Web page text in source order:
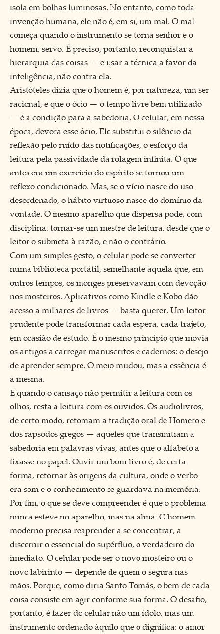
isola em bolhas luminosas. No entanto, como toda
invenção humana, ele não é, em si, um mal. O mal
começa quando o instrumento se torna senhor e o
homem, servo. É preciso, portanto, reconquistar a
hierarquia das coisas — e usar a técnica a favor da
inteligência, não contra ela.
Aristóteles dizia que o homem é, por natureza, um ser
racional, e que o ócio — o tempo livre bem utilizado
— é a condição para a sabedoria. O celular, em nossa
época, devora esse ócio. Ele substitui o silêncio da
reflexão pelo ruído das notificações, o esforço da
leitura pela passividade da rolagem infinita. O que
antes era um exercício do espírito se tornou um
reflexo condicionado. Mas, se o vício nasce do uso
desordenado, o hábito virtuoso nasce do domínio da
vontade. O mesmo aparelho que dispersa pode, com
disciplina, tornar-se um mestre de leitura, desde que o
leitor o submeta à razão, e não o contrário.
Com um simples gesto, o celular pode se converter
numa biblioteca portátil, semelhante àquela que, em
outros tempos, os monges preservavam com devoção
nos mosteiros. Aplicativos comoKindleeKobodão
acesso a milhares de livros — basta querer. Um leitor
prudente pode transformar cada espera, cada trajeto,
em ocasião de estudo. É o mesmo princípio que movia
os antigos a carregar manuscritos e cadernos: o desejo
de aprender sempre. O meio mudou, mas a essência é
a mesma.
E quando o cansaço não permitir a leitura com os
olhos, resta a leitura com os ouvidos. Os audiolivros,
de certo modo, retomam a tradição oral de Homero e
dos rapsodos gregos — aqueles que transmitiam a
sabedoria em palavras vivas, antes que o alfabeto a
fixasse no papel. Ouvir um bom livro é, de certa
forma, retornar às origens da cultura, onde o verbo
era som e o conhecimento se guardava na memória.
Por fim, o que se deve compreender é que o problema
nunca esteve no aparelho, mas na alma. O homem
moderno precisa reaprender a se concentrar, a
discernir o essencial do supérfluo, o verdadeiro do
imediato. O celular pode ser o novo mosteiro ou o
novo labirinto — depende de quem o segura nas
mãos. Porque, como diria Santo Tomás, o bem de cada
coisa consiste em agir conforme sua forma. O desafio,
portanto, é fazer do celular não um ídolo, mas um
instrumento ordenado àquilo que o dignifica: o amor